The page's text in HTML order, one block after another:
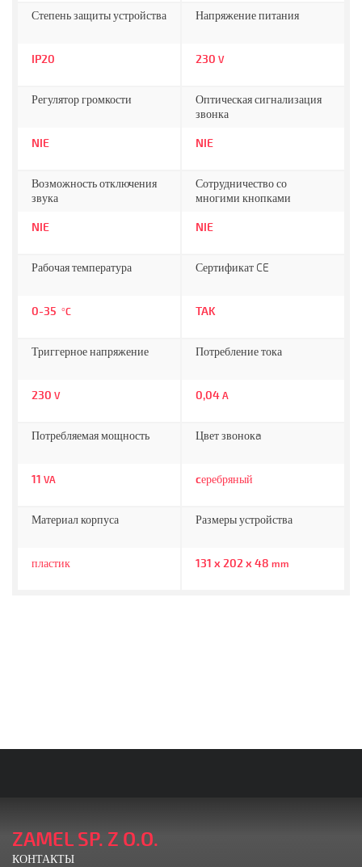
Степень защиты устройства
IP20
Напряжение питания
230 V
Регулятор громкости
NIE
Оптическая сигнализация
звонка
NIE
Возможность отключения
звука
NIE
Сотрудничество со
многими кнопками
NIE
Рабочая температура
0-35 °C
Сертификат CE
TAK
Триггерное напряжение
230 V
Потребление тока
0,04 A
Потребляемая мощность
11 VA
Цвет звонокa
cеребряный
Материал корпуса
пластик
Размеры устройства
131 x 202 x 48 mm
ZAMEL SP. Z O.O.
КОНТАКТЫ